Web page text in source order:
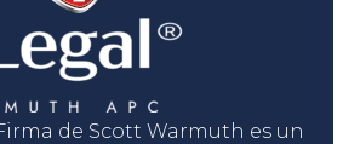
de Scott Warmuth es un